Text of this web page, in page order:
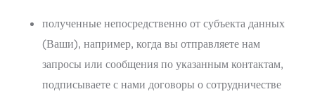
полученные непосредственно от субъекта данных
(Ваши), например, когда вы отправляете нам
запросы или сообщения по указанным контактам,
подписываете с нами договоры о сотрудничестве